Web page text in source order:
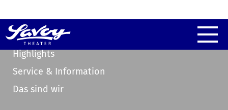
Highlights
Service & Information
Das sind wir